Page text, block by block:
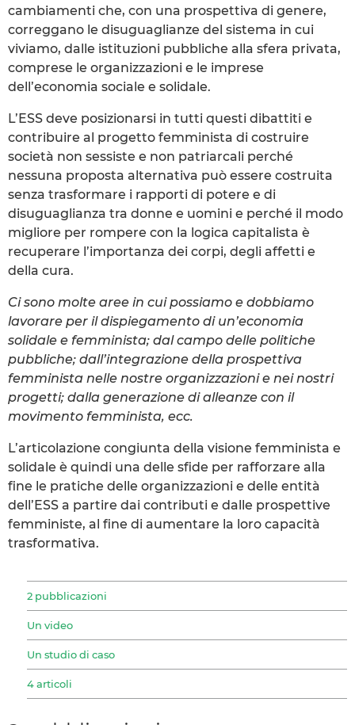
cambiamenti che, con una prospettiva di genere,
correggano le disuguaglianze del sistema in cui
viviamo, dalle istituzioni pubbliche alla sfera privata,
comprese le organizzazioni e le imprese
dell’economia sociale e solidale.
L’ESS deve posizionarsi in tutti questi dibattiti e
contribuire al progetto femminista di costruire
società non sessiste e non patriarcali perché
nessuna proposta alternativa può essere costruita
senza trasformare i rapporti di potere e di
disuguaglianza tra donne e uomini e perché il modo
migliore per rompere con la logica capitalista è
recuperare l’importanza dei corpi, degli affetti e
della cura.
Ci sono molte aree in cui possiamo e dobbiamo
lavorare per il dispiegamento di un’economia
solidale e femminista; dal campo delle politiche
pubbliche; dall’integrazione della prospettiva
femminista nelle nostre organizzazioni e nei nostri
progetti; dalla generazione di alleanze con il
movimento femminista, ecc.
L’articolazione congiunta della visione femminista e
solidale è quindi una delle sfide per rafforzare alla
fine le pratiche delle organizzazioni e delle entità
dell’ESS a partire dai contributi e dalle prospettive
femministe, al fine di aumentare la loro capacità
trasformativa.
2 pubblicazioni
Un video
Un studio di caso
4 articoli